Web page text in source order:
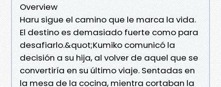
Overview
Haru sigue el camino que le marca la vida.
El destino es demasiado fuerte como para
desafiarlo.&quot;Kumiko comunicó la
decisión a su hija, al volver de aquel que se
convertiría en su último viaje. Sentadas en
la mesa de la cocina, mientra cortaban la